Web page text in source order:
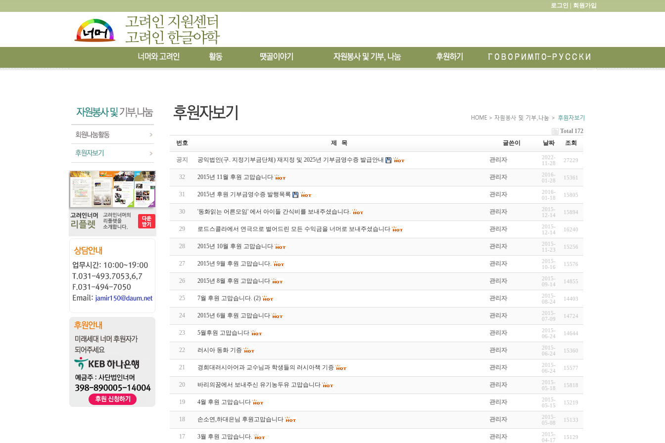
로그인 | 회원가입
Total 172
번호
제 목 글쓴이 날짜 조회
공지 공익법인(구. 지정기부금단체) 재지정 및 2025년 기부금영수증 발급안내 관리자
2022-
11-28
27229
32 2015년 11월 후원 고맙습니다 관리자
2016-
01-28
15361
31 2015년 후원 기부금영수증 발행목록 관리자
2016-
01-18
15805
30 '동화읽는 어른모임' 에서 아이들 간식비를 보내주셨습니다. 관리자
2015-
12-14
15894
29 로드스콜라에서 연극으로 벌어드린 모든 수익금을 너머로 보내주셨습니다 관리자
2015-
12-14
16240
28 2015년 10월 후원 고맙습니다 관리자
2015-
11-23
15256
27 2015년 9월 후원 고맙습니다. 관리자
2015-
10-16
15576
26 2015년 8월 후원 고맙습니다 관리자
2015-
09-14
14855
25 7월 후원 고맙습니다. (2) 관리자
2015-
08-24
14403
24 2015년 6월 후원 고맙습니다 관리자
2015-
07-09
14724
23 5월후원 고맙습니다 관리자
2015-
06-24
14644
22 러시아 동화 기증 관리자
2015-
06-24
15360
21 경희대러시아어과 교수님과 학생들의 러시아책 기증 관리자
2015-
06-24
15577
20 바리의꿈에서 보내주신 유기농두유 고맙습니다 관리자
2015-
05-18
15818
19 4월 후원 고맙습니다 관리자
2015-
05-15
15219
18 손소연,하대은님 후원고맙습니다 관리자
2015-
05-08
15133
17 3월 후원 고맙습니다. 관리자
2015-
04-17
15129